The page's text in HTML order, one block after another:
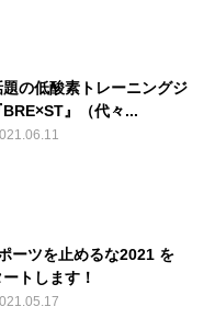
題の低酸素トレーニングジ
BRE×ST』（代々...
ーツを止めるな2021 を
ートします！